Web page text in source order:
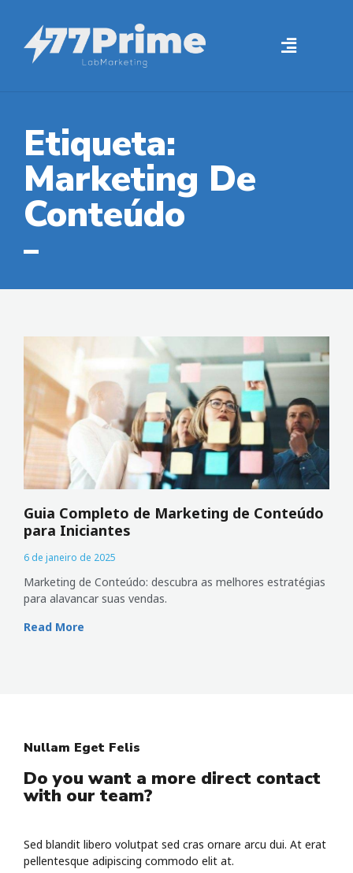
Etiqueta:
Marketing De
Conteúdo
Guia Completo de Marketing de Conteúdo
para Iniciantes
6 de janeiro de 2025
Marketing de Conteúdo: descubra as melhores estratégias
para alavancar suas vendas.
Read More
Nullam Eget Felis
Do you want a more direct contact
with our team?
Sed blandit libero volutpat sed cras ornare arcu dui. At erat
pellentesque adipiscing commodo elit at.